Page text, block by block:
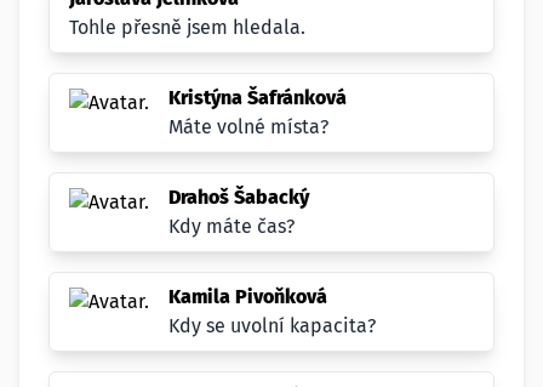
Tohle přesně jsem hledala.
Kristýna Šafránková
Máte volné místa?
Drahoš Šabacký
Kdy máte čas?
Kamila Pivoňková
Kdy se uvolní kapacita?